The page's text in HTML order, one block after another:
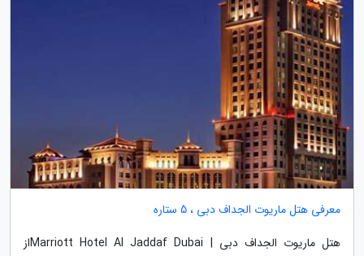
معرفی هتل ماریوت الجداف دبی ، 5 ستاره
هتل ماریوت الجداف دبی | Marriott Hotel Al Jaddaf Dubaiاز